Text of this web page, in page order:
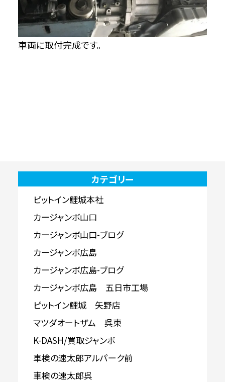
車両に取付完成です。
カテゴリー
ピットイン鯉城本社
カージャンボ山口
カージャンボ山口-ブログ
カージャンボ広島
カージャンボ広島-ブログ
カージャンボ広島 五日市工場
ピットイン鯉城 矢野店
マツダオートザム 呉東
K-DASH/買取ジャンボ
車検の速太郎アルパーク前
車検の速太郎呉